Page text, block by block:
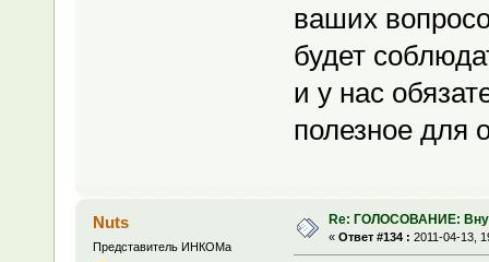
ваших
будет
и у нас
полезное для
Nuts
Представитель ИНКОМа
Re: ГОЛОСОВАНИЕ:
« Ответ #134 : 2011-04-13,